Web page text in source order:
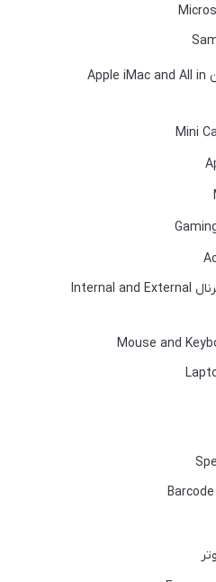
اپل آی مک و آل این وان Apple iMac and All in
هارد اینترنال و اکسترنال Internal and External